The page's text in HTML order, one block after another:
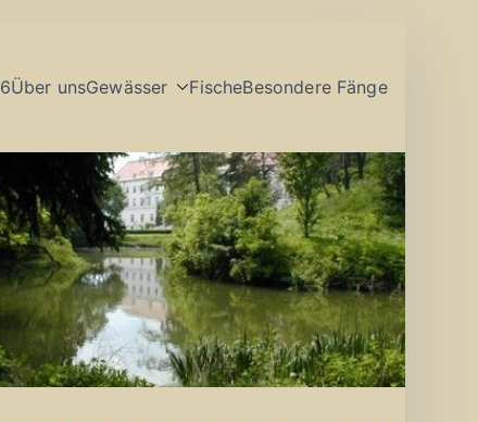
Über unsGewässer FischeBesondere Fänge